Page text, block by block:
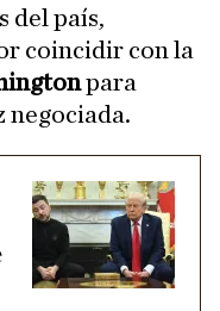
del país,
coincidir con la
para
negociada.